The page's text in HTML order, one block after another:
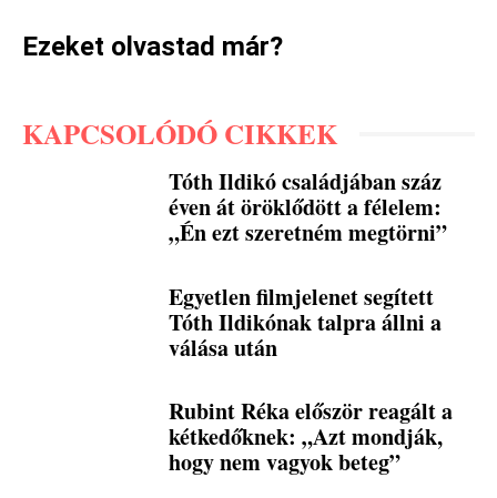
Ezeket olvastad már?
KAPCSOLÓDÓ CIKKEK
Tóth Ildikó családjában száz
éven át öröklődött a félelem:
„Én ezt szeretném megtörni”
Egyetlen filmjelenet segített
Tóth Ildikónak talpra állni a
válása után
Rubint Réka először reagált a
kétkedőknek: „Azt mondják,
hogy nem vagyok beteg”